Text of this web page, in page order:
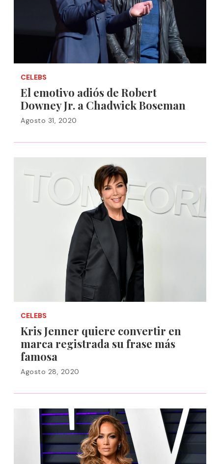
CELEBS
El emotivo adiós de Robert
Downey Jr. a Chadwick Boseman
Agosto 31, 2020
CELEBS
Kris Jenner quiere convertir en
marca registrada su frase más
famosa
Agosto 28, 2020